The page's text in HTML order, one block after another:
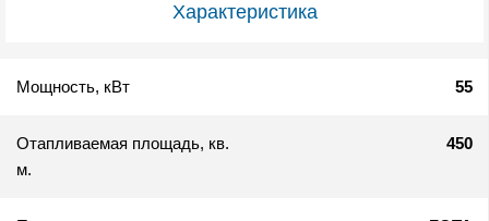
Характеристика
Мощность, кВт 55
Отапливаемая площадь, кв.
м.
450